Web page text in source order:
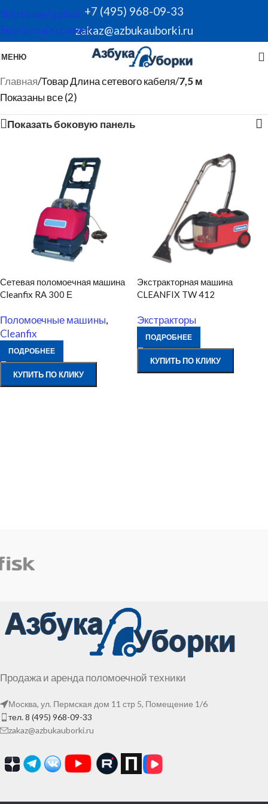
Skip to navigation
Skip to main content
+7 (495) 968-09-33
zakaz@azbukauborki.ru
МЕНЮ
Главная/Товар Длина сетевого кабеля/7,5 м
Показаны все (2)
Показать боковую панель
Сетевая поломоечная машина
Cleanfix RA 300 Е
Поломоечные машины,
Cleanfix
ПОДРОБНЕЕ
КУПИТЬ ПО КЛИКУ
Экстракторная машина
CLEANFIX TW 412
Экстракторы
ПОДРОБНЕЕ
КУПИТЬ ПО КЛИКУ
Продажа и аренда поломоечной техники
Москва, ул. Пермская дом 11 стр 5, Помещение 1/6
тел. 8 (495) 968-09-33
zakaz@azbukauborki.ru